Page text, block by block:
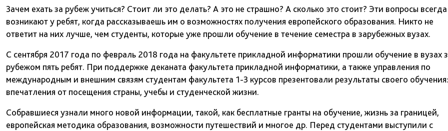
Зачем ехать за рубеж учиться? Стоит ли это делать? А это не страшно? А сколько это стоит? Эти вопросы всегда
возникают у ребят, когда рассказываешь им о возможностях получения европейского образования. Никто не
ответит на них лучше, чем студенты, которые уже прошли обучение в течение семестра в зарубежных вузах.
С сентября 2017 года по февраль 2018 года на факультете прикладной информатики прошли обучение в вузах
рубежом пять ребят. При поддержке деканата факультета прикладной информатики, а также управления по
международным и внешним связям студентам факультета 1-3 курсов презентовали результаты своего обучения:
впечатления от посещения страны, учебы и студенческой жизни.
Собравшиеся узнали много новой информации, такой, как бесплатные гранты на обучение, жизнь за границей,
европейская методика образования, возможности путешествий и многое др. Перед студентами выступили с